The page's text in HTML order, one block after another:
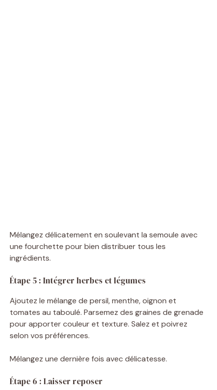
Mélangez délicatement en soulevant la semoule avec
une fourchette pour bien distribuer tous les
ingrédients.
Étape 5 : Intégrer herbes et légumes
Ajoutez le mélange de persil, menthe, oignon et
tomates au taboulé. Parsemez des graines de grenade
pour apporter couleur et texture. Salez et poivrez
selon vos préférences.
Mélangez une dernière fois avec délicatesse.
Étape 6 : Laisser reposer